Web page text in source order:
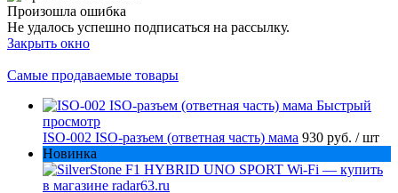
Произошла ошибка
Не удалось успешно подписаться на рассылку.
Закрыть окно
Самые продаваемые товары
Быстрый
просмотр
ISO-002 ISO-разъем (ответная часть) мама 930 руб. / шт
Новинка